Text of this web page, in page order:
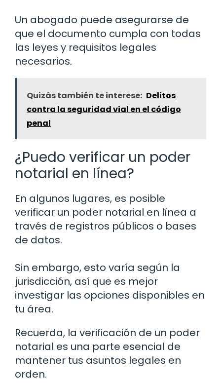
Un abogado puede asegurarse de
que el documento cumpla con todas
las leyes y requisitos legales
necesarios.
Quizás también te interese: Delitos
contra la seguridad vial en el código
penal
¿Puedo verificar un poder
notarial en línea?
En algunos lugares, es posible
verificar un poder notarial en línea a
través de registros públicos o bases
de datos.
Sin embargo, esto varía según la
jurisdicción, así que es mejor
investigar las opciones disponibles en
tu área.
Recuerda, la verificación de un poder
notarial es una parte esencial de
mantener tus asuntos legales en
orden.